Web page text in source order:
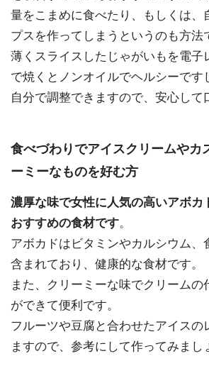
量をこまめに食べたり、もしくは、
プスを作ってしまうというのも方法
薄くスライスしたじゃがいもを電子
で焼くとノンオイルでヘルシーです
自分で調整できますので、安心して
食べづわりでアイスクリームやカ
ーミーなものを好む方
濃厚な味で女性に人気の高いアボカ
おすすめの食材です。
アボカドはビタミンやカルシウム、
含まれており、健康的な食材です。
また、クリーミーな味でクリームの
ができて便利です。
フルーツや豆腐と合わせたアイスの
ますので、参考にして作ってみまし